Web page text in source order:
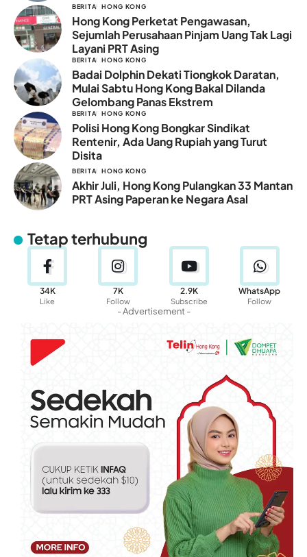
BERITA HONG KONG
Hong Kong Perketat Pengawasan,
Sejumlah Perusahaan Pinjam Uang Tak Lagi
Layani PRT Asing
BERITA HONG KONG
Badai Dolphin Dekati Tiongkok Daratan,
Mulai Sabtu Hong Kong Bakal Dilanda
Gelombang Panas Ekstrem
BERITA HONG KONG
Polisi Hong Kong Bongkar Sindikat
Rentenir, Ada Uang Rupiah yang Turut
Disita
BERITA HONG KONG
Akhir Juli, Hong Kong Pulangkan 33 Mantan
PRT Asing Paperan ke Negara Asal
Tetap terhubung
34K
Like
7K
Follow
2.9K
Subscribe
WhatsApp
Follow
- Advertisement -